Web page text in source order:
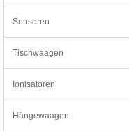
Sensoren
Tischwaagen
Ionisatoren
Hängewaagen